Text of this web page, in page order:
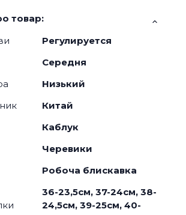
товар:
Регулируется
Середня
Низький
Китай
Каблук
Черевики
Робоча блискавка
36-23,5см, 37-24см, 38-
24,5см, 39-25см, 40-